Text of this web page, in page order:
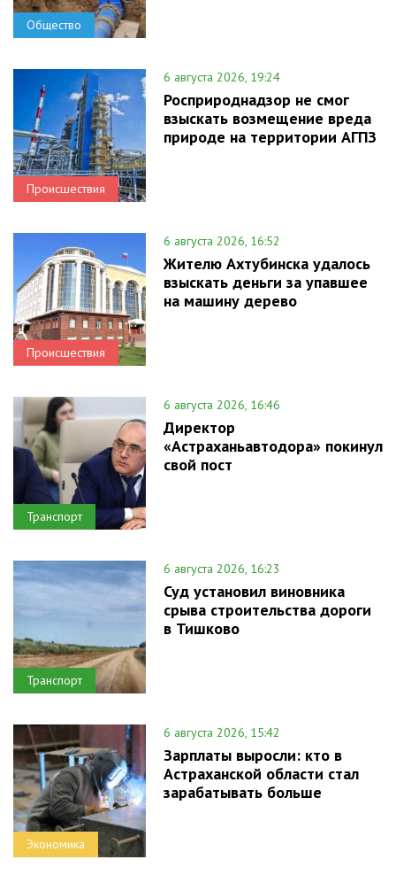
Общество
Происшествия
6 августа 2026, 19:24
Росприроднадзор не смог
взыскать возмещение вреда
природе на территории АГПЗ
Происшествия
6 августа 2026, 16:52
Жителю Ахтубинска удалось
взыскать деньги за упавшее
на машину дерево
Транспорт
6 августа 2026, 16:46
Директор
«Астраханьавтодора» покинул
свой пост
Транспорт
6 августа 2026, 16:23
Суд установил виновника
срыва строительства дороги
в Тишково
Экономика
6 августа 2026, 15:42
Зарплаты выросли: кто в
Астраханской области стал
зарабатывать больше